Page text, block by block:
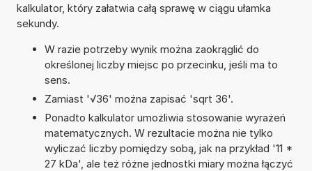
kalkulator, który załatwia całą sprawę w ciągu ułamka
sekundy.
W razie potrzeby wynik można zaokrąglić do
określonej liczby miejsc po przecinku, jeśli ma to
sens.
Zamiast '√36' można zapisać 'sqrt 36'.
Ponadto kalkulator umożliwia stosowanie wyrażeń
matematycznych. W rezultacie można nie tylko
wyliczać liczby pomiędzy sobą, jak na przykład '11 *
27 kDa', ale też różne jednostki miary można łączyć